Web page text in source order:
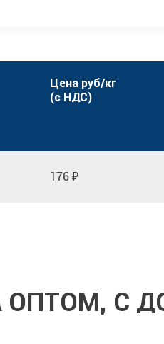
Цена руб/кг
(с НДС)
176 ₽
С